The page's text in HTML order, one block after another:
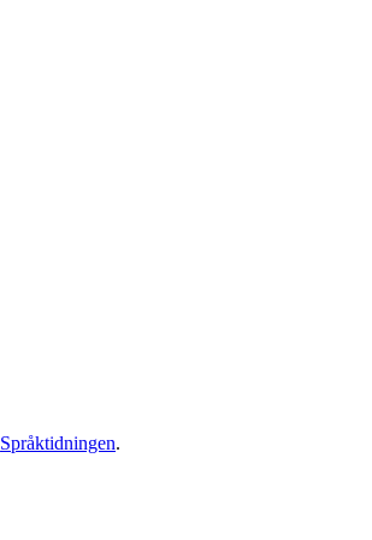
Språktidningen.